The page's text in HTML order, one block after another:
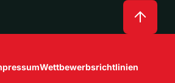
Wettbewerbsrichtlinien